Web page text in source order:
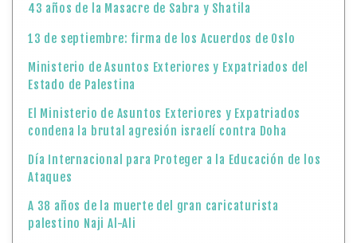
43 años de la Masacre de Sabra y Shatila
13 de septiembre: firma de los Acuerdos de Oslo
Ministerio de Asuntos Exteriores y Expatriados del
Estado de Palestina
El Ministerio de Asuntos Exteriores y Expatriados
condena la brutal agresión israelí contra Doha
Día Internacional para Proteger a la Educación de los
Ataques
A 38 años de la muerte del gran caricaturista
palestino Naji Al-Ali